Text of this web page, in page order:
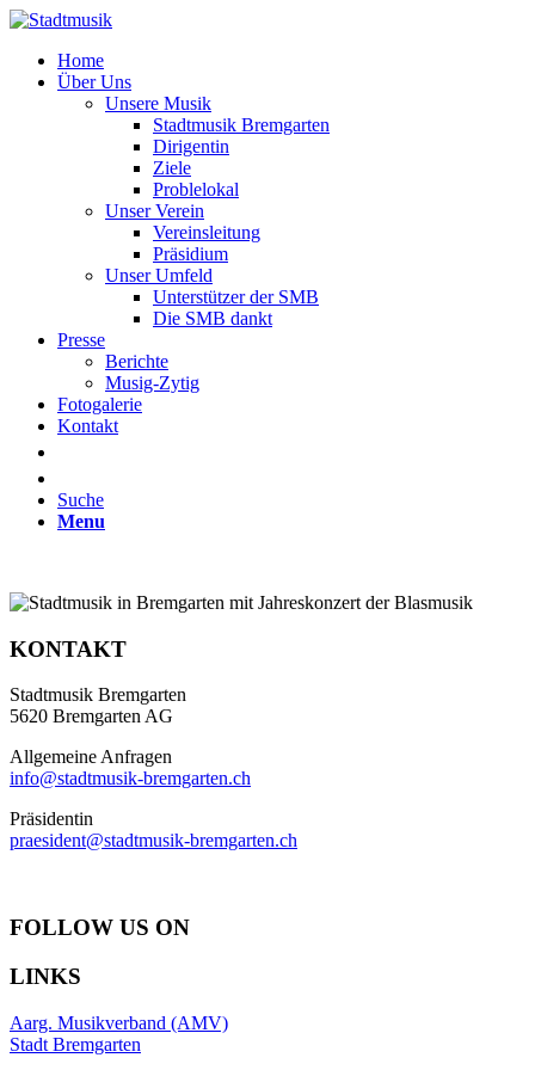
Home
Über Uns
Unsere Musik
Stadtmusik Bremgarten
Dirigentin
Ziele
Problelokal
Unser Verein
Vereinsleitung
Präsidium
Unser Umfeld
Unterstützer der SMB
Die SMB dankt
Presse
Berichte
Musig-Zytig
Fotogalerie
Kontakt
Suche
Menu
KONTAKT
Stadtmusik Bremgarten
5620 Bremgarten AG
Allgemeine Anfragen
info@stadtmusik-bremgarten.ch
Präsidentin
praesident@stadtmusik-bremgarten.ch
FOLLOW US ON
LINKS
Aarg. Musikverband (AMV)
Stadt Bremgarten